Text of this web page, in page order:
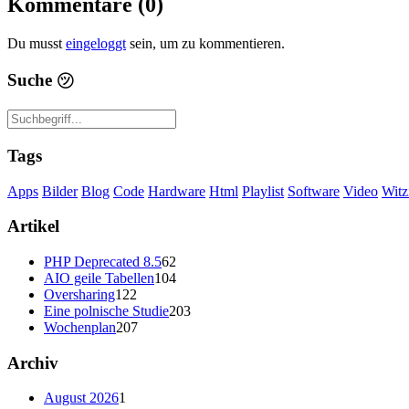
Du musst eingeloggt sein, um zu kommentieren.
Suche ㋡
Tags
Apps Bilder Blog Code Hardware Html Playlist Software Video
Artikel
PHP Deprecated 8.562
AIO geile Tabellen104
Oversharing122
Eine polnische Studie203
Wochenplan207
Archiv
August 20261